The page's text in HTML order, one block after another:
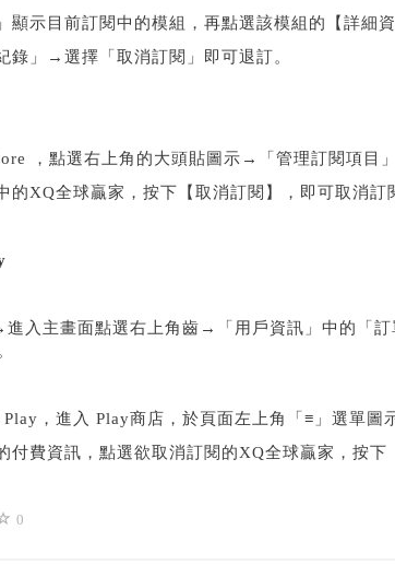
顯示目前訂閱中的模組，再點選該模組的【詳細資
錄」→選擇「取消訂閱」即可退訂。
，點選右上角的大頭貼圖示→「管理訂閱項目」
的XQ全球贏家，按下【取消訂閱】，即可取消訂
入主畫面點選右上角齒→「用戶資訊」中的「訂
，進入 Play商店，於頁面左上角「≡」選單圖
付費資訊，點選欲取消訂閱的XQ全球贏家，按
0